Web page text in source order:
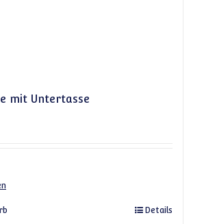
mit Untertasse
Details